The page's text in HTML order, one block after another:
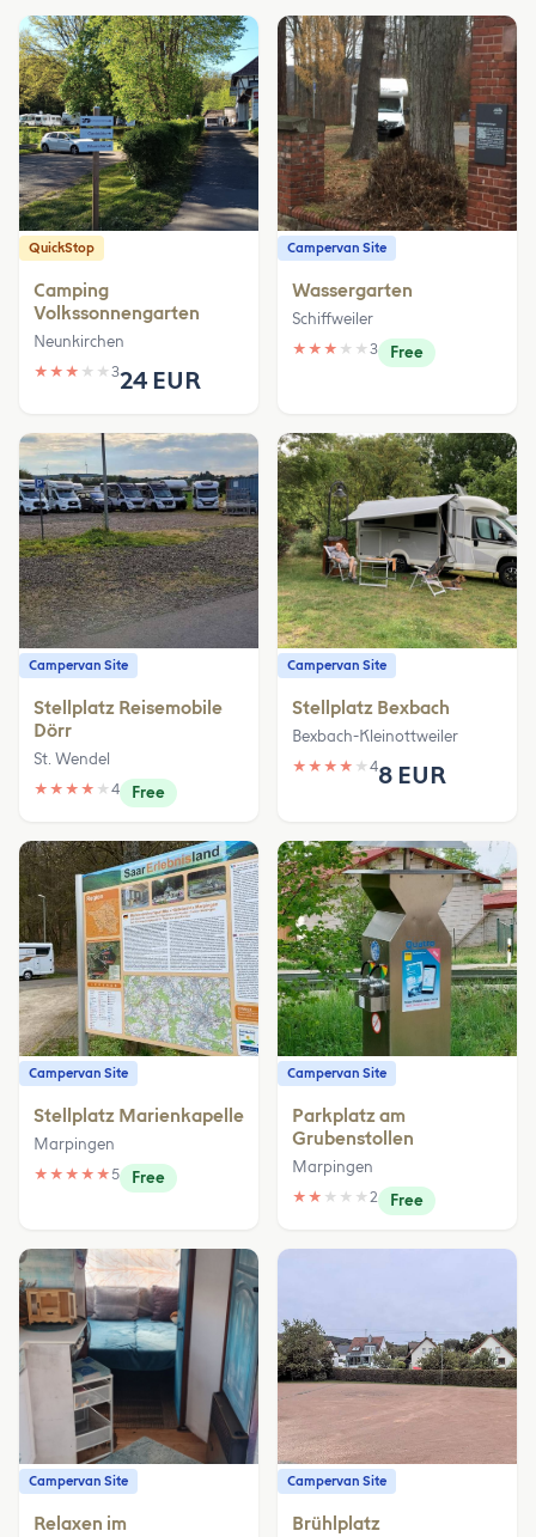
QuickStop
Camping
Volkssonnengarten
Neunkirchen
★ ★ ★ ★ ★ 324 EUR
Campervan Site
Wassergarten
Schiffweiler
★ ★ ★ ★ ★ 3 Free
Campervan Site
Stellplatz Reisemobile
Dörr
St. Wendel
★ ★ ★ ★ ★ 4 Free
Campervan Site
Stellplatz Bexbach
Bexbach-Kleinottweiler
★ ★ ★ ★ ★ 48 EUR
Campervan Site
Stellplatz Marienkapelle
Marpingen
★ ★ ★ ★ ★5 Free
Campervan Site
Parkplatz am
Grubenstollen
Marpingen
★ ★ ★ ★ ★ 2 Free
Campervan Site
Relaxen im
Campervan Site
Brühlplatz